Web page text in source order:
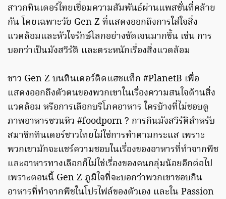
สาวกทินเดอร์ไทยเชื่อมความสัมพันธ์ผ่านแพสชั่นที่คล้าย
กัน โดยเฉพาะวัย Gen Z ที่แสดงออกถึงการใส่ใจสิ่ง
แวดล้อมและหัวใจรักษ์โลกอย่างชัดเจนมากขึ้น เช่น การ
บอกว่าเป็นมังสวิรัติ และตระหนักเรื่องสิ่งแวดล้อม
ชาว Gen Z บนทินเดอร์ติดแฮชแท็ก #PlanetB เพื่อ
แสดงออกถึงตัวตนของพวกเขาในเรื่องความสนใจด้านสิ่ง
แวดล้อม หรือการเลือกบริโภคอาหาร ใครบ้างที่ไม่ชอบดู
ภาพอาหารชวนหิว #foodporn ? การกินมังสวิรัติสำหรับ
สมาชิกทินเดอร์ชาวไทยไม่ใช่การทำตามกระแส เพราะ
พวกเขามักจะแชร์ความชอบในเรื่องของอาหารที่ทำจากพืช
และอาหารทางเลือกก็ไม่ใช่เรื่องของคนกลุ่มน้อยอีกต่อไป
เพราะตอนนี้ Gen Z ภูมิใจที่จะบอกว่าพวกเขาชอบกิน
อาหารที่ทำจากพืชในโปรไฟล์ของตัวเอง และใน Passion